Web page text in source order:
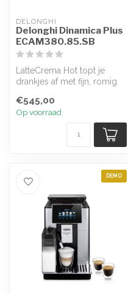
DELONGHI
Delonghi Dinamica Plus
ECAM380.85.SB
LatteCrema Hot topt je
drankjes af met fijn, romig
textur...
€545,00
Op voorraad
DEMO